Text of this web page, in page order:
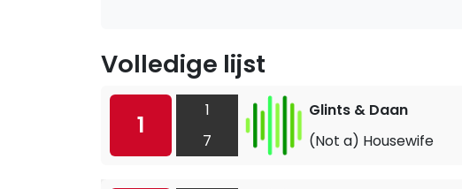
Volledige lijst
1
1
7
Glints & Daan
(Not a) Housewife